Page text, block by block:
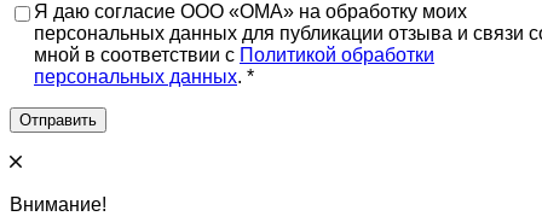
Я даю согласие ООО «ОМА» на обработку моих
персональных данных для публикации отзыва и связи
мной в соответствии с Политикой обработки
персональных данных. *
Внимание!